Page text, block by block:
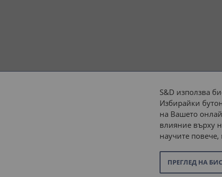
S&D използва
Избирайки
на Вашето
влияние върху
научите повече,
ПРЕГЛЕД НА